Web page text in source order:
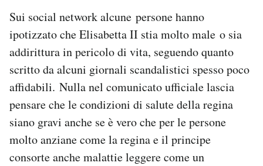
Sui social network alcune persone hanno
ipotizzato che Elisabetta II stia molto male o sia
addirittura in pericolo di vita, seguendo quanto
scritto da alcuni giornali scandalistici spesso poco
affidabili. Nulla nel comunicato ufficiale lascia
pensare che le condizioni di salute della regina
siano gravi anche se è vero che per le persone
molto anziane come la regina e il principe
consorte anche malattie leggere come un